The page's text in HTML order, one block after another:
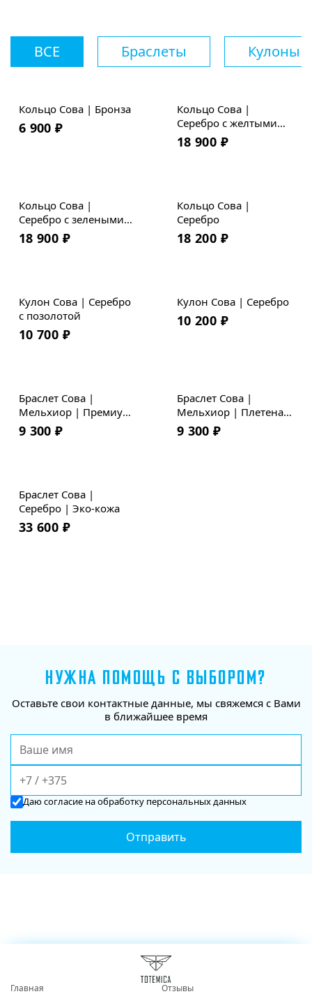
ВСЕ Браслеты Кулоны
Кольцо Сова | Бронза
6 900 ₽
Кольцо Сова |
Серебро с желтыми
фианитами
18 900 ₽
Кольцо Сова |
Серебро с зелеными
фианитами
18 900 ₽
Кольцо Сова |
Серебро
18 200 ₽
Кулон Сова | Серебро
с позолотой
10 700 ₽
Кулон Сова | Серебро
10 200 ₽
Браслет Сова |
Мельхиор | Премиум
кожа
9 300 ₽
Браслет Сова |
Мельхиор | Плетеная
кожа
9 300 ₽
Браслет Сова |
Серебро | Эко-кожа
33 600 ₽
НУЖНА ПОМОЩЬ С ВЫБОРОМ?
Оставьте свои контактные данные, мы свяжемся с Вами
в ближайшее время
Даюсогласие на обработку персональных данных
Главная Отзывы